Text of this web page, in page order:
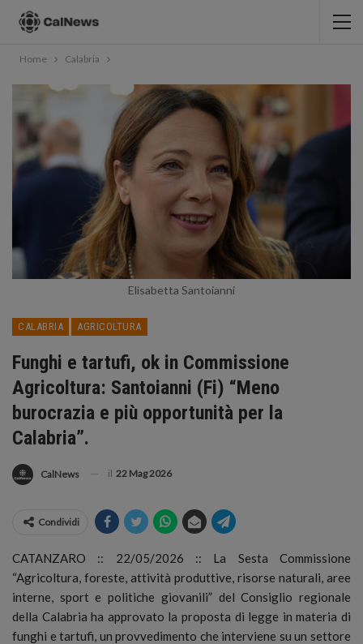
Home Calabria
Elisabetta Santoianni
CALABRIA AGRICOLTURA
Funghi e tartufi, ok in Commissione
Agricoltura: Santoianni (Fi) “Meno
burocrazia e più opportunità per la
Calabria”.
CalNews il 22 Mag 2026
Condividi
CATANZARO :: 22/05/2026 :: La Sesta Commissione
“Agricoltura, foreste, attività produttive, risorse naturali, aree
interne, sport e politiche giovanili” del Consiglio regionale
della Calabria ha approvato la proposta di legge in materia di
funghi e tartufi, un provvedimento che interviene su un settore